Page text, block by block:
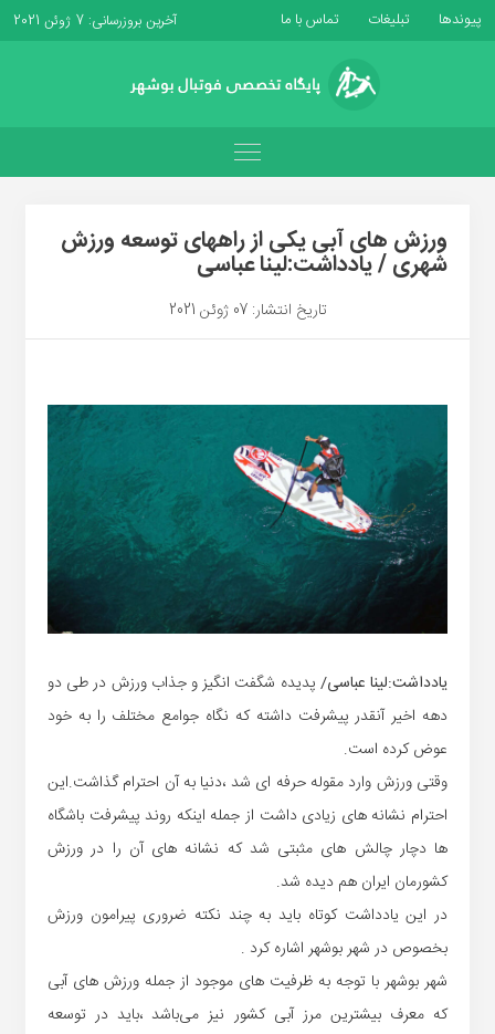
پیوندها تبلیغات تماس با ما آخرین بروزرسانی: 7 ژوئن 2021
ورزش های آبی یکی از راههای توسعه ورزش
شهری / یادداشت:لینا عباسی
تاریخ انتشار: 07 ژوئن 2021
یادداشت:لینا عباسی/ پدیده شگفت انگیز و جذاب ورزش در طی دو
دهه اخیر آنقدر پیشرفت داشته که نگاه جوامع مختلف را به خود
عوض کرده است.
وقتی ورزش وارد مقوله حرفه ای شد ،دنیا به آن احترام گذاشت.این
احترام نشانه های زیادی داشت از جمله اینکه روند پیشرفت باشگاه
ها دچار چالش های مثبتی شد که نشانه های آن را در ورزش
کشورمان ایران هم دیده شد.
در این یادداشت کوتاه باید به چند نکته ضروری پیرامون ورزش
بخصوص در شهر بوشهر اشاره کرد .
شهر بوشهر با توجه به ظرفیت های موجود از جمله ورزش های آبی
که معرف بیشترین مرز آبی کشور نیز می‌باشد ،باید در توسعه